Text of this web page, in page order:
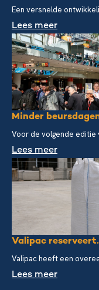
Een versnelde
Lees meer
Minder
Voor de volgende editie
Lees meer
Valipac
Valipac heeft een
Lees meer